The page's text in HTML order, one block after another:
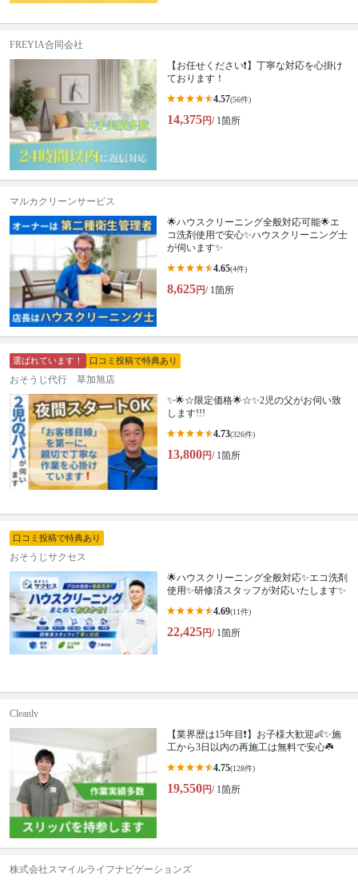
FREYIA合同会社
【お任せください❗️】丁寧な対応を心掛け
ております！
4.57(56件)
14,375円/ 1箇所
マルカクリーンサービス
🌟ハウスクリーニング全般対応可能🌟エ
コ洗剤使用で安心✨ハウスクリーニング士
が伺います✨
4.65(4件)
8,625円/ 1箇所
選ばれています！ 口コミ投稿で特典あり
おそうじ代行 草加旭店
✨🌟☆限定価格🌟☆✨2児の父がお伺い致
します!!!
4.73(326件)
13,800円/ 1箇所
口コミ投稿で特典あり
おそうじサクセス
🌟ハウスクリーニング全般対応✨エコ洗剤
使用✨研修済スタッフが対応いたします✨
4.69(11件)
22,425円/ 1箇所
Cleanly
【業界歴は15年目❗️】お子様大歓迎👶✨施
工から3日以内の再施工は無料で安心☘️
4.75(128件)
19,550円/ 1箇所
株式会社スマイルライフナビゲーションズ